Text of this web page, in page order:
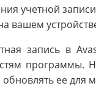
учетной
вашем
запись в
программы.
обновлять ее